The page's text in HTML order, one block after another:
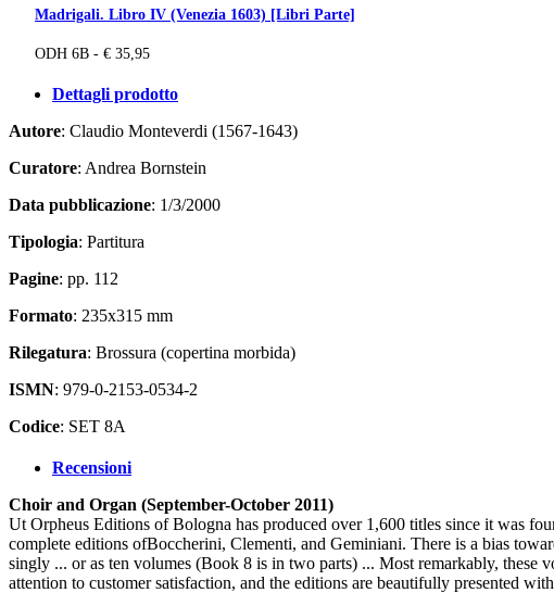
Madrigali. Libro IV (Venezia 1603) [Libri Parte]
ODH 6B - € 35,95
Dettagli prodotto
Autore: Claudio Monteverdi (1567-1643)
Curatore: Andrea Bornstein
Data pubblicazione: 1/3/2000
Tipologia: Partitura
Pagine: pp. 112
Formato: 235x315 mm
Rilegatura: Brossura (copertina morbida)
ISMN: 979-0-2153-0534-2
Codice: SET 8A
Recensioni
Choir and Organ (September-October 2011)
Ut Orpheus Editions of Bologna has produced over 1,600 titles since it was
complete editions ofBoccherini, Clementi, and Geminiani. There is a bias
singly ... or as ten volumes (Book 8 is in two parts) ... Most remarkably, these
attention to customer satisfaction, and the editions are beautifully presented